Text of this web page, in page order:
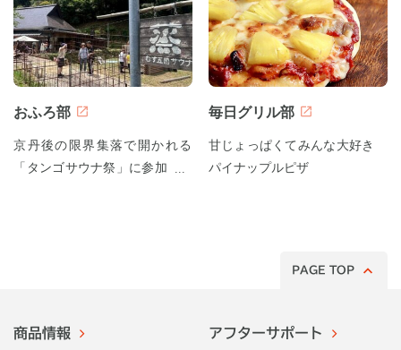
おふろ部
京丹後の限界集落で開かれる
「タンゴサウナ祭」に参加して
毎日グリル部
甘じょっぱくてみんな大好き
パイナップルピザ
PAGE TOP
商品情報 アフターサポート